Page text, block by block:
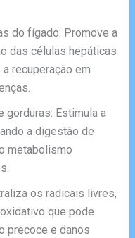
do fígado: Promove a
das células hepáticas
recuperação em
gorduras: Estimula a
a digestão de
metabolismo
os radicais livres,
que pode
precoce e danos